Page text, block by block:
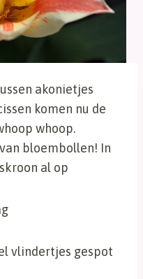
akonietjes
komen nu de
whoop.
bloembollen! In
al op
vlindertjes gespot